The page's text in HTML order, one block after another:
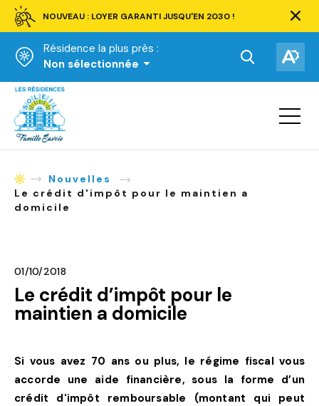
NOUVEAU : LOYER GARANTI JUSQU'EN 2030 !
barre
Résidence la plus près :
Non sélectionnée
Ouvrir
la
recherche.
la
Accueil
Ouvrir
la
AccueilNouvelles
Le crédit d'impôt pour le maintien a
domicile
01/10/2018
Le crédit d’impôt pour le
maintien a domicile
Si vous avez 70 ans ou plus, le régime fiscal vous
accorde une aide financière, sous la forme d’un
crédit d'impôt remboursable (montant qui peut